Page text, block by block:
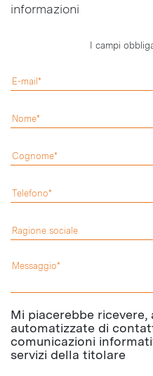
informazioni
I campi
Mi piacerebbe
automatizzate di
comunicazioni
servizi della titolare